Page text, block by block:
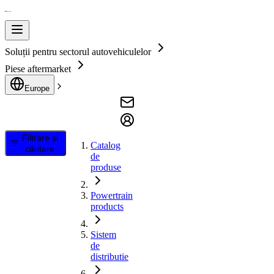
Soluții pentru sectorul autovehiculelor
Piese aftermarket
Europe
Filtrare și
căutare
Catalog
de
produse
Powertrain
products
Sistem
de
distributie